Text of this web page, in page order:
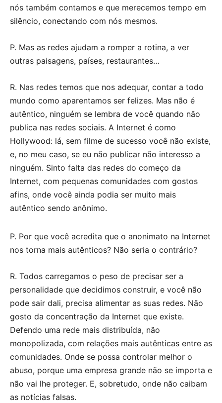
nós também contamos e que merecemos tempo em
silêncio, conectando com nós mesmos.
P. Mas as redes ajudam a romper a rotina, a ver
outras paisagens, países, restaurantes…
R. Nas redes temos que nos adequar, contar a todo
mundo como aparentamos ser felizes. Mas não é
autêntico, ninguém se lembra de você quando não
publica nas redes sociais. A Internet é como
Hollywood: lá, sem filme de sucesso você não existe,
e, no meu caso, se eu não publicar não interesso a
ninguém. Sinto falta das redes do começo da
Internet, com pequenas comunidades com gostos
afins, onde você ainda podia ser muito mais
autêntico sendo anônimo.
P. Por que você acredita que o anonimato na Internet
nos torna mais autênticos? Não seria o contrário?
R. Todos carregamos o peso de precisar ser a
personalidade que decidimos construir, e você não
pode sair dali, precisa alimentar as suas redes. Não
gosto da concentração da Internet que existe.
Defendo uma rede mais distribuída, não
monopolizada, com relações mais autênticas entre as
comunidades. Onde se possa controlar melhor o
abuso, porque uma empresa grande não se importa e
não vai lhe proteger. E, sobretudo, onde não caibam
as notícias falsas.